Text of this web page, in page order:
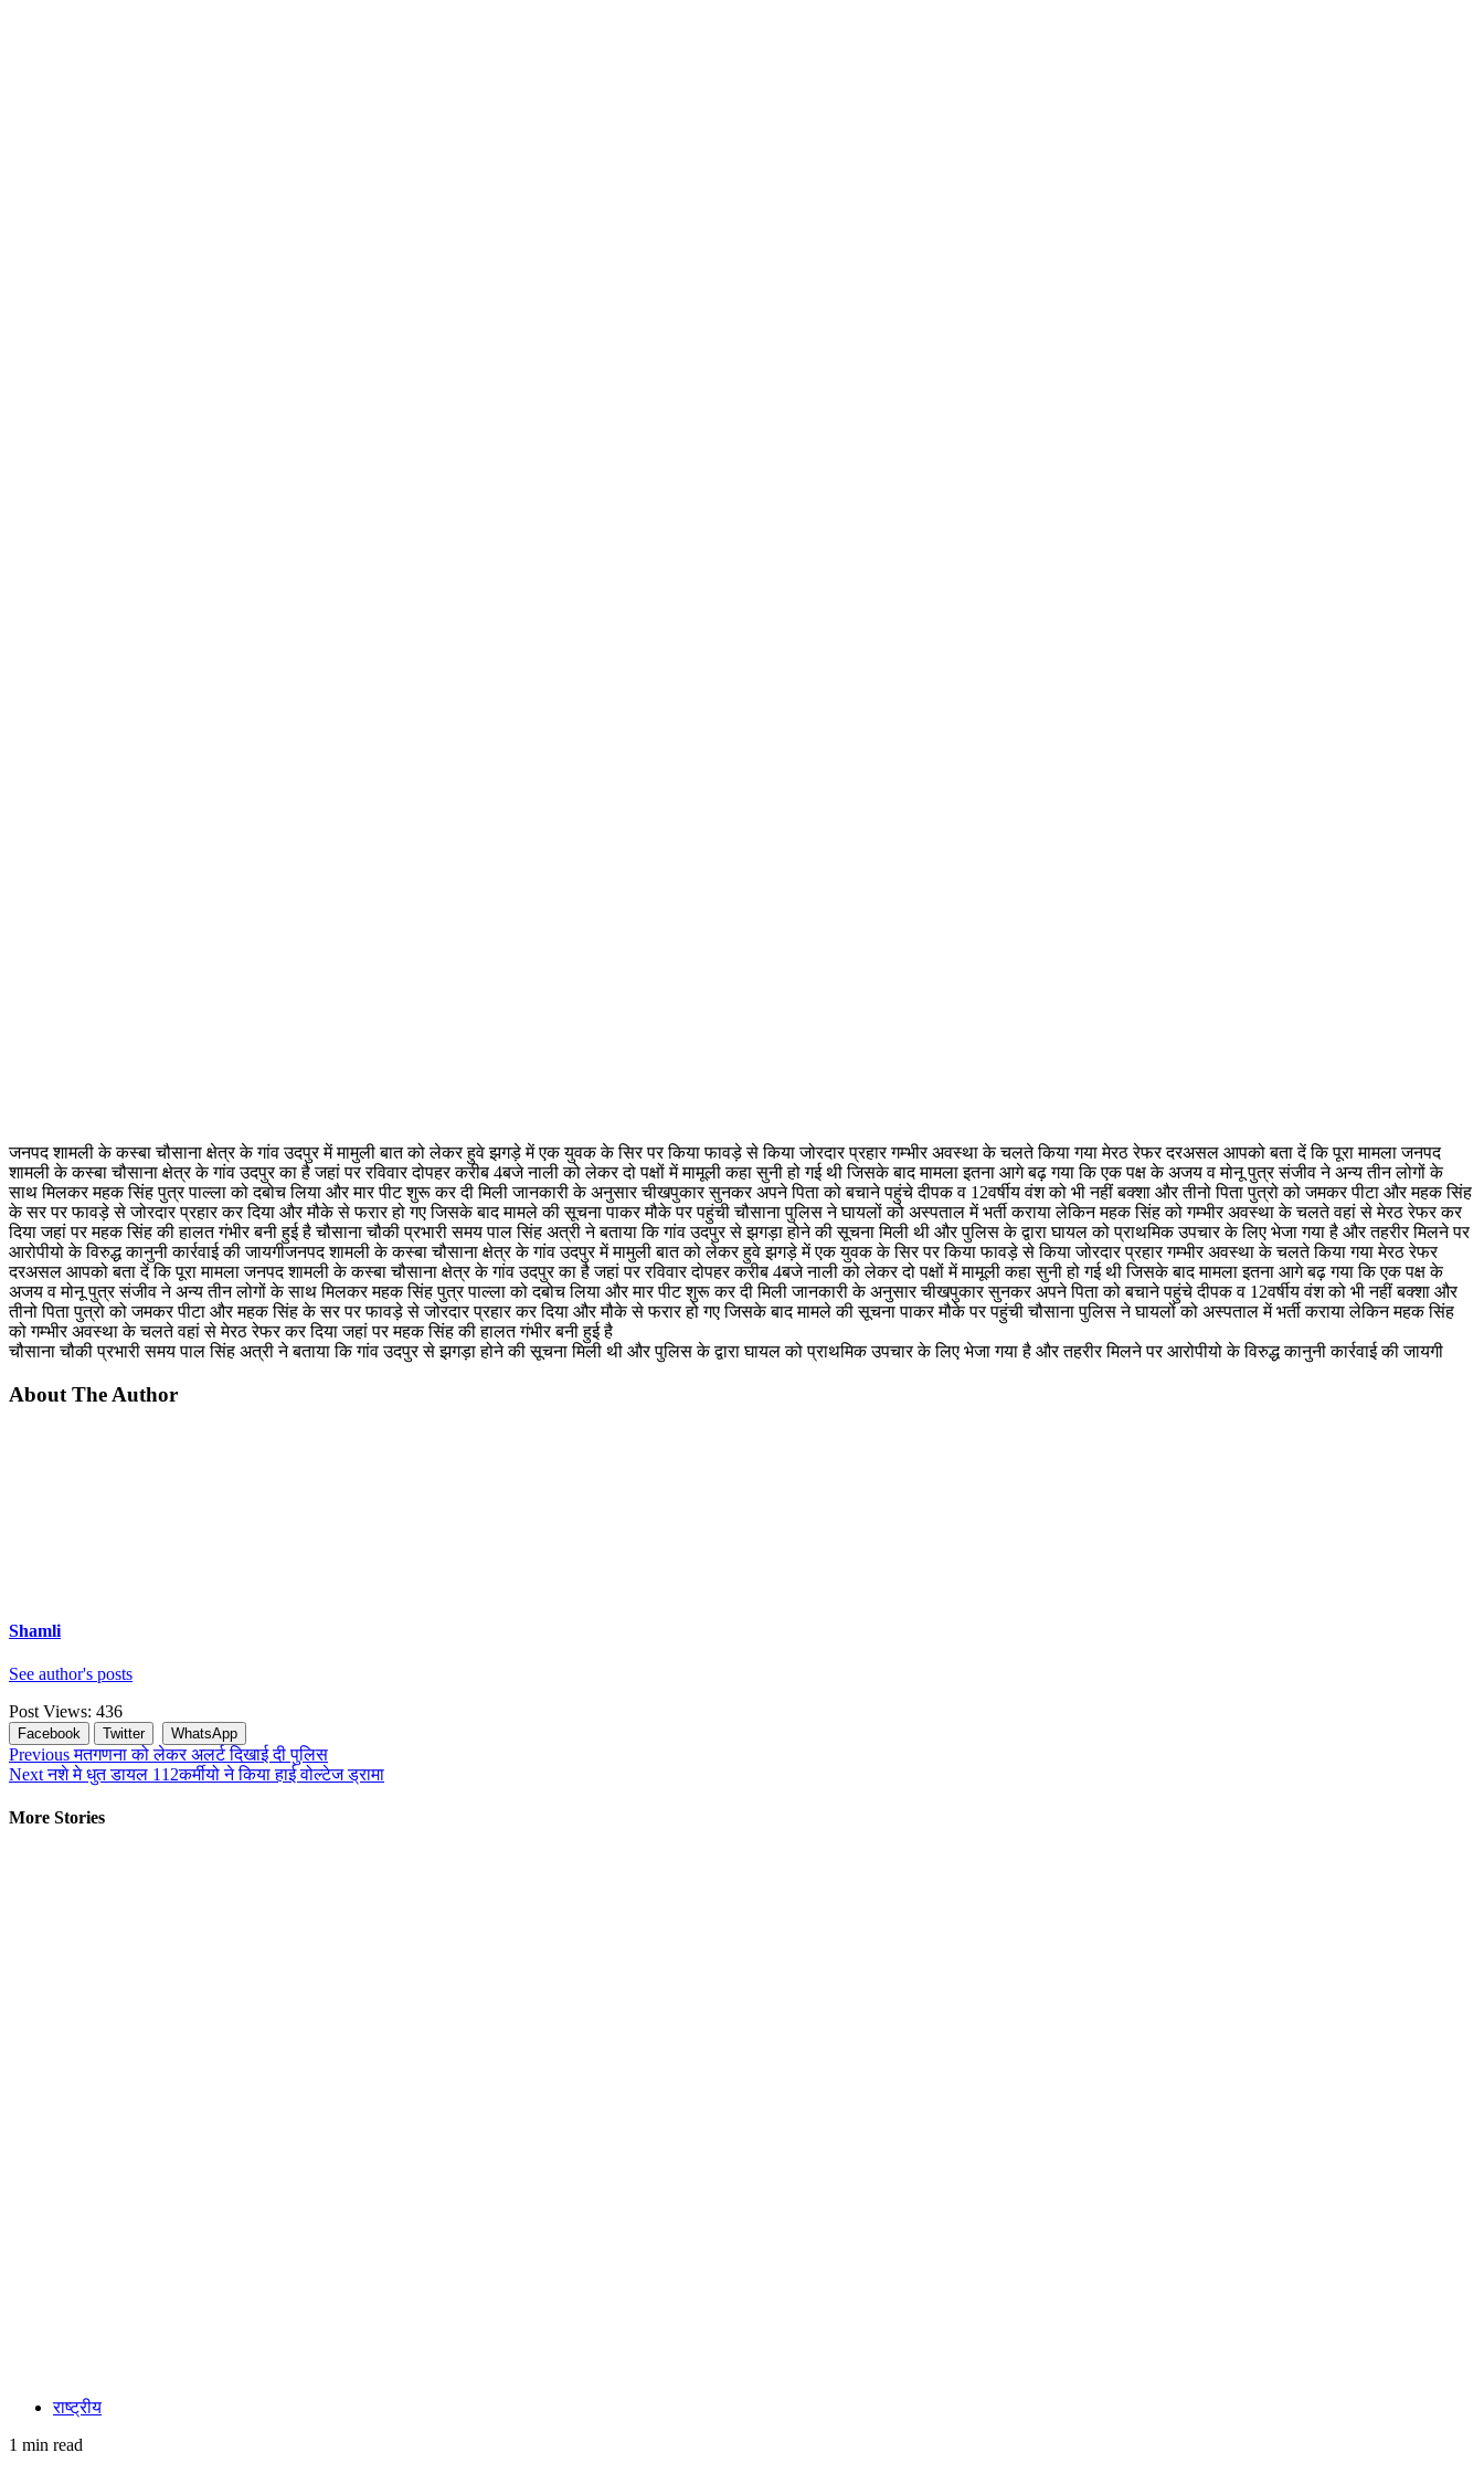
जनपद शामली के कस्बा चौसाना क्षेत्र के गांव उदपुर में मामुली बात को लेकर हुवे झगड़े में एक युवक के सिर पर किया फावड़े से किया जोरदार प्रहार गम्भीर अवस्था के चलते किया गया मेरठ रेफर दरअसल आपको बता दें कि पूरा मामला जनपद
शामली के कस्बा चौसाना क्षेत्र के गांव उदपुर का है जहां पर रविवार दोपहर करीब 4बजे नाली को लेकर दो पक्षों में मामूली कहा सुनी हो गई थी जिसके बाद मामला इतना आगे बढ़ गया कि एक पक्ष के अजय व मोनू पुत्र संजीव ने अन्य तीन लोगों के
साथ मिलकर महक सिंह पुत्र पाल्ला को दबोच लिया और मार पीट शुरू कर दी मिली जानकारी के अनुसार चीखपुकार सुनकर अपने पिता को बचाने पहुंचे दीपक व 12वर्षीय वंश को भी नहीं बक्शा और तीनो पिता पुत्रो को जमकर पीटा और महक सिंह
के सर पर फावड़े से जोरदार प्रहार कर दिया और मौके से फरार हो गए जिसके बाद मामले की सूचना पाकर मौके पर पहुंची चौसाना पुलिस ने घायलों को अस्पताल में भर्ती कराया लेकिन महक सिंह को गम्भीर अवस्था के चलते वहां से मेरठ रेफर कर
दिया जहां पर महक सिंह की हालत गंभीर बनी हुई है चौसाना चौकी प्रभारी समय पाल सिंह अत्री ने बताया कि गांव उदपुर से झगड़ा होने की सूचना मिली थी और पुलिस के द्वारा घायल को प्राथमिक उपचार के लिए भेजा गया है और तहरीर मिलने पर
आरोपीयो के विरुद्ध कानुनी कार्रवाई की जायगीजनपद शामली के कस्बा चौसाना क्षेत्र के गांव उदपुर में मामुली बात को लेकर हुवे झगड़े में एक युवक के सिर पर किया फावड़े से किया जोरदार प्रहार गम्भीर अवस्था के चलते किया गया मेरठ रेफर
दरअसल आपको बता दें कि पूरा मामला जनपद शामली के कस्बा चौसाना क्षेत्र के गांव उदपुर का है जहां पर रविवार दोपहर करीब 4बजे नाली को लेकर दो पक्षों में मामूली कहा सुनी हो गई थी जिसके बाद मामला इतना आगे बढ़ गया कि एक पक्ष के
अजय व मोनू पुत्र संजीव ने अन्य तीन लोगों के साथ मिलकर महक सिंह पुत्र पाल्ला को दबोच लिया और मार पीट शुरू कर दी मिली जानकारी के अनुसार चीखपुकार सुनकर अपने पिता को बचाने पहुंचे दीपक व 12वर्षीय वंश को भी नहीं बक्शा और
तीनो पिता पुत्रो को जमकर पीटा और महक सिंह के सर पर फावड़े से जोरदार प्रहार कर दिया और मौके से फरार हो गए जिसके बाद मामले की सूचना पाकर मौके पर पहुंची चौसाना पुलिस ने घायलों को अस्पताल में भर्ती कराया लेकिन महक सिंह
को गम्भीर अवस्था के चलते वहां से मेरठ रेफर कर दिया जहां पर महक सिंह की हालत गंभीर बनी हुई है
चौसाना चौकी प्रभारी समय पाल सिंह अत्री ने बताया कि गांव उदपुर से झगड़ा होने की सूचना मिली थी और पुलिस के द्वारा घायल को प्राथमिक उपचार के लिए भेजा गया है और तहरीर मिलने पर आरोपीयो के विरुद्ध कानुनी कार्रवाई की जायगी
About The Author
Shamli
See author's posts
Post Views: 436
Facebook Twitter WhatsApp
Continue
Reading
Previousमतगणना को लेकर अलर्ट दिखाई दी पुलिस
Nextनशे मे धुत डायल 112कर्मीयो ने किया हाई वोल्टेज ड्रामा
More Stories
राष्ट्रीय
1 min read